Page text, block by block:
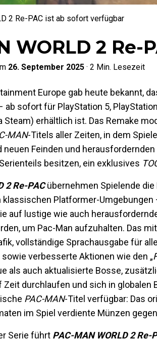
2 Re-PAC ist ab sofort verfügbar
WORLD 2
26. September 2025 · 2 Min. Lesezeit
Europe gab heute bekannt,
sofort für PlayStation 5,
Steam) erhältlich ist. Das Remake
MAN-Titels aller Zeiten, in dem
neuen Feinden und
besitzen, ein exklusives
2 Re-PACübernehmen Spielende die
Platformer-Umgebungen
auf lustige wie auch
um Pac-Man aufzuhalten. Das
vollständige Sprachausgabe für
sowie verbesserte Aktionen wie den „
als auch aktualisierte Bosse,
Zeit durchlaufen und sich in
PAC-MAN-Titel verfügbar: Das
im Spiel verdiente Münzen
Serie führt PAC-MAN WORLD 2 Re-